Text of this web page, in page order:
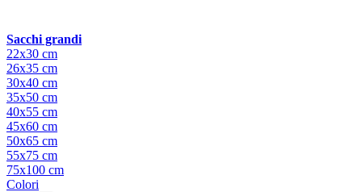
Sacchi grandi
22x30 cm
26x35 cm
30x40 cm
35x50 cm
40x55 cm
45x60 cm
50x65 cm
55x75 cm
75x100 cm
Colori